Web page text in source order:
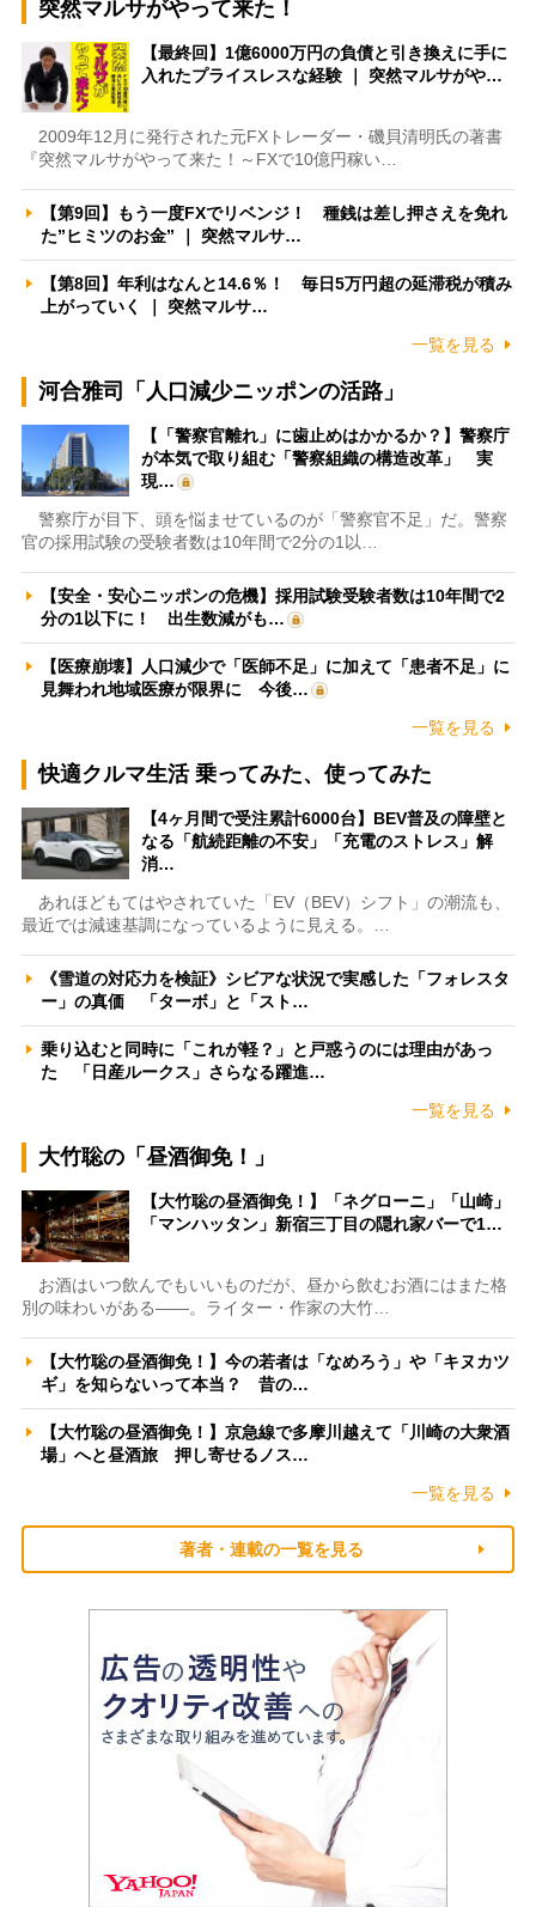
突然マルサがやって来た！
【最終回】1億6000万円の負債と引き換えに手に
入れたプライスレスな経験 ｜ 突然マルサがや…
2009年12月に発行された元FXトレーダー・磯貝清明氏の著書
『突然マルサがやって来た！～FXで10億円稼い…
【第9回】もう一度FXでリベンジ！ 種銭は差し押さえを免れ
た”ヒミツのお金” ｜ 突然マルサ…
【第8回】年利はなんと14.6％！ 毎日5万円超の延滞税が積み
上がっていく ｜ 突然マルサ…
一覧を見る
河合雅司「人口減少ニッポンの活路」
【「警察官離れ」に歯止めはかかるか？】警察庁
が本気で取り組む「警察組織の構造改革」 実
現…
警察庁が目下、頭を悩ませているのが「警察官不足」だ。警察
官の採用試験の受験者数は10年間で2分の1以…
【安全・安心ニッポンの危機】採用試験受験者数は10年間で2
分の1以下に！ 出生数減がも…
【医療崩壊】人口減少で「医師不足」に加えて「患者不足」に
見舞われ地域医療が限界に 今後…
一覧を見る
快適クルマ生活 乗ってみた、使ってみた
【4ヶ月間で受注累計6000台】BEV普及の障壁と
なる「航続距離の不安」「充電のストレス」解
消…
あれほどもてはやされていた「EV（BEV）シフト」の潮流も、
最近では減速基調になっているように見える。…
《雪道の対応力を検証》シビアな状況で実感した「フォレスタ
ー」の真価 「ターボ」と「スト…
乗り込むと同時に「これが軽？」と戸惑うのには理由があっ
た 「日産ルークス」さらなる躍進…
一覧を見る
大竹聡の「昼酒御免！」
【大竹聡の昼酒御免！】「ネグローニ」「山崎」
「マンハッタン」新宿三丁目の隠れ家バーで1…
お酒はいつ飲んでもいいものだが、昼から飲むお酒にはまた格
別の味わいがある――。ライター・作家の大竹…
【大竹聡の昼酒御免！】今の若者は「なめろう」や「キヌカツ
ギ」を知らないって本当？ 昔の…
【大竹聡の昼酒御免！】京急線で多摩川越えて「川崎の大衆酒
場」へと昼酒旅 押し寄せるノス…
一覧を見る
著者・連載の一覧を見る